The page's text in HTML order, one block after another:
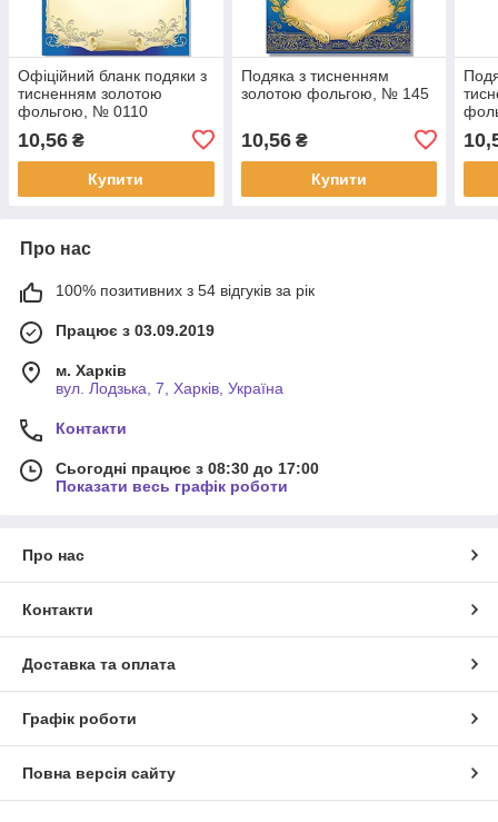
Офіційний бланк подяки з
тисненням золотою
фольгою, № 0110
10,56 ₴
Купити
Подяка з тисненням
золотою фольгою, № 145
10,56₴
Купити
Про нас
100% позитивних з 54 відгуків за рік
Працює з 03.09.2019
м. Харків
вул. Лодзька, 7, Харків, Україна
Контакти
Сьогодні працює з 08:30 до 17:00
Показати весь графік роботи
Про нас
Контакти
Доставка та оплата
Графік роботи
Повна версія сайту